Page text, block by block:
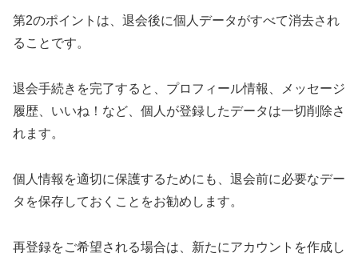
第2のポイントは、退会後に個人データがすべて消去され
ることです。
退会手続きを完了すると、プロフィール情報、メッセージ
履歴、いいね！など、個人が登録したデータは一切削除さ
れます。
個人情報を適切に保護するためにも、退会前に必要なデー
タを保存しておくことをお勧めします。
再登録をご希望される場合は、新たにアカウントを作成し